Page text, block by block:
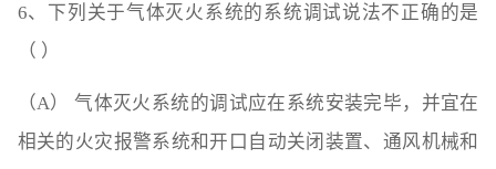
6、下列关于气体灭火系统的系统调试说法不正确的是
（ ）
（A） 气体灭火系统的调试应在系统安装完毕，并宜在
相关的火灾报警系统和开口自动关闭装置、通风机械和